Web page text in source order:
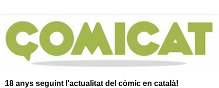
18 anys seguint l'actualitat del còmic en català!